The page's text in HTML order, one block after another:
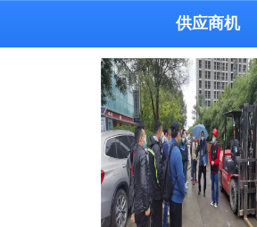
供应商机